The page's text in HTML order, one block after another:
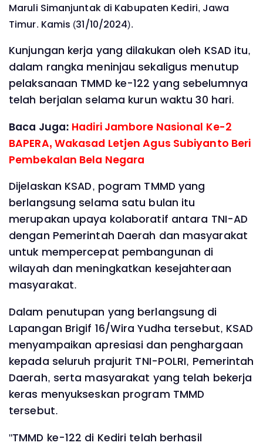
Maruli Simanjuntak di Kabupaten Kediri, Jawa
Timur. Kamis (31/10/2024).
Kunjungan kerja yang dilakukan oleh KSAD itu,
dalam rangka meninjau sekaligus menutup
pelaksanaan TMMD ke-122 yang sebelumnya
telah berjalan selama kurun waktu 30 hari.
Baca Juga: Hadiri Jambore Nasional Ke-2
BAPERA, Wakasad Letjen Agus Subiyanto Beri
Pembekalan Bela Negara
Dijelaskan KSAD, pogram TMMD yang
berlangsung selama satu bulan itu
merupakan upaya kolaboratif antara TNI-AD
dengan Pemerintah Daerah dan masyarakat
untuk mempercepat pembangunan di
wilayah dan meningkatkan kesejahteraan
masyarakat.
Dalam penutupan yang berlangsung di
Lapangan Brigif 16/Wira Yudha tersebut, KSAD
menyampaikan apresiasi dan penghargaan
kepada seluruh prajurit TNI-POLRI, Pemerintah
Daerah, serta masyarakat yang telah bekerja
keras menyukseskan program TMMD
tersebut.
"TMMD ke-122 di Kediri telah berhasil